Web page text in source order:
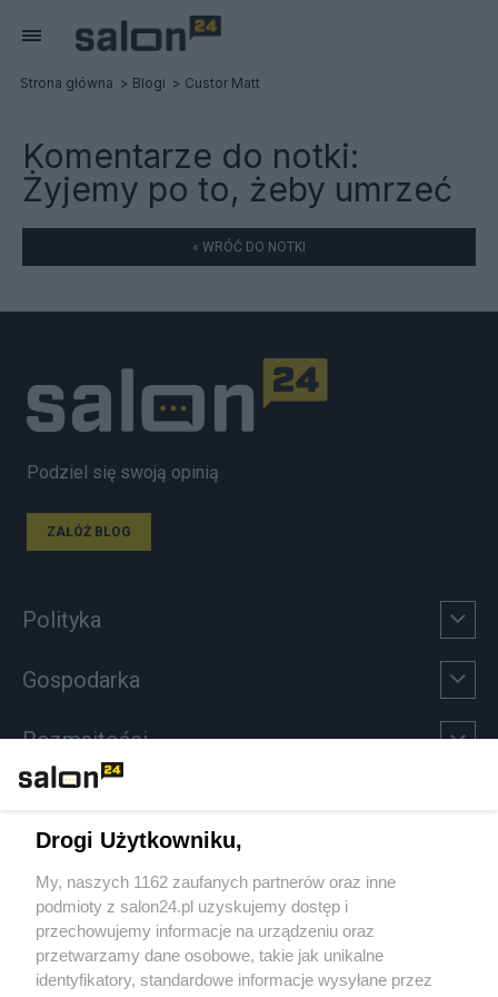
Strona główna Blogi Custor Matt
Komentarze do notki:
Żyjemy po to, żeby umrzeć
« WRÓĆ DO NOTKI
Podziel się swoją opinią
ZAŁÓŻ BLOG
Polityka
Gospodarka
Rozmaitości
Sport
Społeczeństwo
Kultura
Drogi Użytkowniku,
My, naszych 1162 zaufanych partnerów oraz inne
podmioty z salon24.pl uzyskujemy dostęp i
przechowujemy informacje na urządzeniu oraz
przetwarzamy dane osobowe, takie jak unikalne
identyfikatory, standardowe informacje wysyłane przez